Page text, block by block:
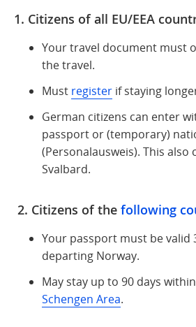
1. Citizens of all EU/EEA
Your travel document must
the travel.
Must register if staying
German citizens can enter
passport or (temporary)
(Personalausweis). This also
Svalbard.
2. Citizens of the following
Your passport must be valid
departing Norway.
May stay up to 90 days
Schengen Area.